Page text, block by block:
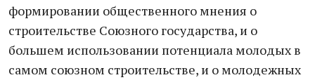
формировании общественного мнения о
строительстве Союзного государства, и о
большем использовании потенциала молодых в
самом союзном строительстве, и о молодежных